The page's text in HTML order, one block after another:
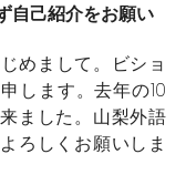
自己紹介をお願い
めまして。ビショ
します。去年の10
ました。山梨外語
ろしくお願いしま